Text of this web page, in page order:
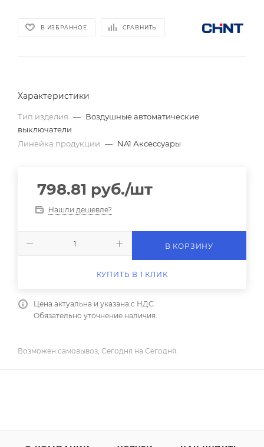
В ИЗБРАННОЕ СРАВНИТЬ
Характеристики
Тип изделия — Воздушные автоматические
выключатели
Линейка продукции — NA1 Аксессуары
798.81 руб./шт
Нашли дешевле?
В КОРЗИНУ
КУПИТЬ В 1 КЛИК
Цена актуальна и указана с НДС.
Обязательно уточнение наличия.
Возможен самовывоз, Сегодня на Сегодня.